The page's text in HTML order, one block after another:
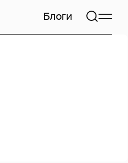
Блоги